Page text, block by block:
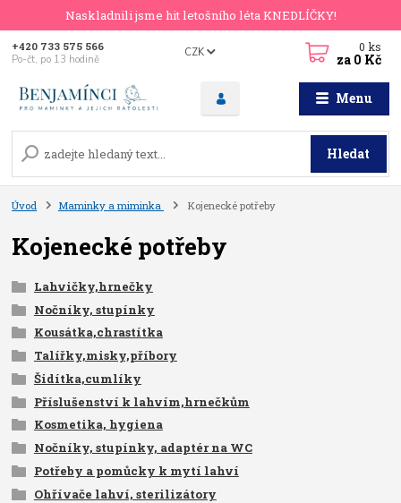
Naskladnili jsme hit letošního léta KNEDLÍČKY!
Menu
CZK
Hledat
+420 733 575 566
Po-čt, po 13 hodině
0ks
za 0 Kč
Úvod Maminky a miminka Kojenecké potřeby
Kojenecké potřeby
Lahvičky,hrnečky
Nočníky, stupínky
Kousátka,chrastítka
Talířky,misky,příbory
Šidítka,cumlíky
Příslušenství k lahvím,hrnečkům
Kosmetika, hygiena
Nočníky, stupínky, adaptér na WC
Potřeby a pomůcky k mytí lahví
Ohřívače lahví, sterilizátory